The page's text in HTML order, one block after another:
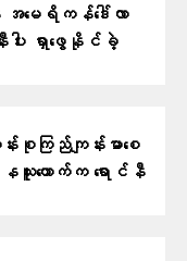
မေရိကန်ဒေါ်လာ
း ရှာဖွေနိုင်ခဲ့
စုကြည်ကျန်းမာစေ
တဲ့ နယူးယောက်က ရောင်နီ